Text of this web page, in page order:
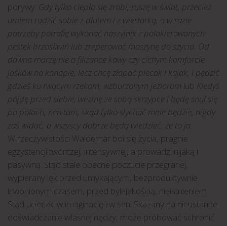
porywy: Gdy tylko ciepło się zrobi, ruszę w świat, przecież
umiem radzić sobie z dłutem i z wiertarką, a w razie
potrzeby potrafię wykonać naszyjnik z polakierowanych
pestek brzoskwiń lub zreperować maszynę do szycia. Od
dawna marzę nie o filiżance kawy czy cichym komforcie
jaśków na kanapie, lecz chcę złapać plecak i kajak, i pędzić
gdzieś ku rwącym rzekom, wzburzonym jeziorom lub Kiedyś
pójdę przed siebie, wezmę ze sobą skrzypce i będę snuł się
po polach, hen tam, skąd tylko słychać mnie będzie, nigdy
zaś widać, a wszyscy dobrze będą wiedzieć, że to ja.
W rzeczywistości Waldemar boi się życia, pragnie
egzystencji twórczej, intensywnej, a prowadzi nijaką i
pasywną. Stąd stale obecne poczucie przegranej,
wypierany lęk przed umykającym, bezproduktywnie
trwonionym czasem, przed bylejakością, nieistnieniem.
Stąd ucieczki w imaginację i w sen. Skazany na nieustanne
doświadczanie własnej nędzy, może próbować schronić